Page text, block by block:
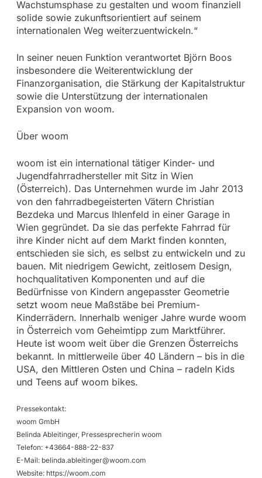
Wachstumsphase zu gestalten und woom finanziell
solide sowie zukunftsorientiert auf seinem
internationalen Weg weiterzuentwickeln.“
In seiner neuen Funktion verantwortet Björn Boos
insbesondere die Weiterentwicklung der
Finanzorganisation, die Stärkung der Kapitalstruktur
sowie die Unterstützung der internationalen
Expansion von woom.
Über woom
woom ist ein international tätiger Kinder- und
Jugendfahrradhersteller mit Sitz in Wien
(Österreich). Das Unternehmen wurde im Jahr 2013
von den fahrradbegeisterten Vätern Christian
Bezdeka und Marcus Ihlenfeld in einer Garage in
Wien gegründet. Da sie das perfekte Fahrrad für
ihre Kinder nicht auf dem Markt finden konnten,
entschieden sie sich, es selbst zu entwickeln und zu
bauen. Mit niedrigem Gewicht, zeitlosem Design,
hochqualitativen Komponenten und auf die
Bedürfnisse von Kindern angepasster Geometrie
setzt woom neue Maßstäbe bei Premium-
Kinderrädern. Innerhalb weniger Jahre wurde woom
in Österreich vom Geheimtipp zum Marktführer.
Heute ist woom weit über die Grenzen Österreichs
bekannt. In mittlerweile über 40 Ländern – bis in die
USA, den Mittleren Osten und China – radeln Kids
und Teens auf woom bikes.
Pressekontakt:
woom GmbH
Belinda Ableitinger, Pressesprecherin woom
Telefon: +43664-888-22-837
E-Mail: belinda.ableitinger@woom.com
Website: https://woom.com